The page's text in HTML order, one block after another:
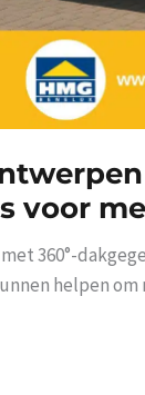
voor
360°-
helpen